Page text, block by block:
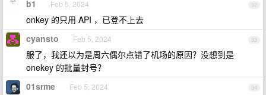
32
b1 Feb 5, 2024
onkey 的只用 API ，已登不上去
33
cyansto Feb 5, 2024
服了，我还以为是周六偶尔点错了机场的原因？没想到是
onekey 的批量封号？
34
01srme Feb 5, 2024